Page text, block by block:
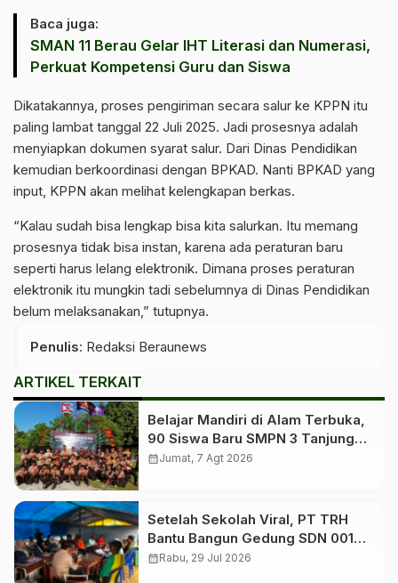
Baca juga:
SMAN 11 Berau Gelar IHT Literasi dan Numerasi,
Perkuat Kompetensi Guru dan Siswa
Dikatakannya, proses pengiriman secara salur ke KPPN itu
paling lambat tanggal 22 Juli 2025. Jadi prosesnya adalah
menyiapkan dokumen syarat salur. Dari Dinas Pendidikan
kemudian berkoordinasi dengan BPKAD. Nanti BPKAD yang
input, KPPN akan melihat kelengkapan berkas.
“Kalau sudah bisa lengkap bisa kita salurkan. Itu memang
prosesnya tidak bisa instan, karena ada peraturan baru
seperti harus lelang elektronik. Dimana proses peraturan
elektronik itu mungkin tadi sebelumnya di Dinas Pendidikan
belum melaksanakan,” tutupnya.
Penulis: Redaksi Beraunews
ARTIKEL TERKAIT
Belajar Mandiri di Alam Terbuka,
90 Siswa Baru SMPN 3 Tanjung
Redeb Ikuti Perkemahan
calendar_monthJumat, 7 Agt 2026
Setelah Sekolah Viral, PT TRH
Bantu Bangun Gedung SDN 001
Filial Birang
calendar_monthRabu, 29 Jul 2026